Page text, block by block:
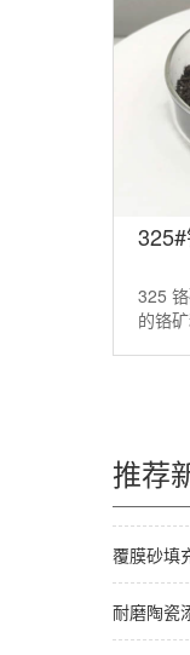
325
的铬
推荐
覆膜砂填
耐磨陶瓷